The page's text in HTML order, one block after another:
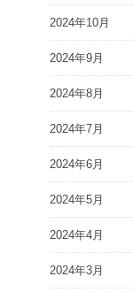
2024年10月
2024年9月
2024年8月
2024年7月
2024年6月
2024年5月
2024年4月
2024年3月